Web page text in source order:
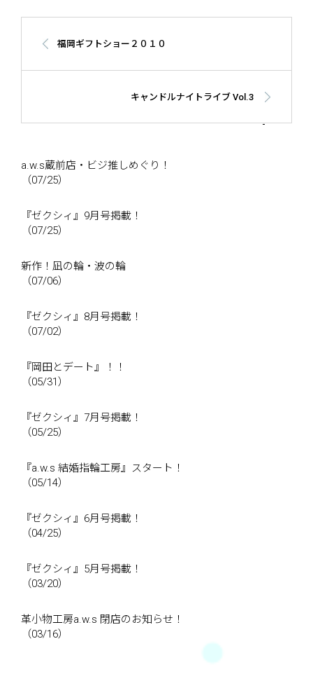
福岡ギフトショー２０１０
キャンドルナイトライブ Vol.3
a.w.s蔵前店・ビジ推しめぐり！
（07/25）
『ゼクシィ』9月号掲載！
（07/25）
新作！凪の輪・波の輪
（07/06）
『ゼクシィ』8月号掲載！
（07/02）
『岡田とデート』！！
（05/31）
『ゼクシィ』7月号掲載！
（05/25）
『a.w.s 結婚指輪工房』スタート！
（05/14）
『ゼクシィ』6月号掲載！
（04/25）
『ゼクシィ』5月号掲載！
（03/20）
革小物工房a.w.s 閉店のお知らせ！
（03/16）